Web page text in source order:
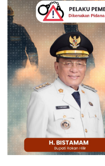
Sumbar
Kepri
Pariwisata
Sulawesi Utara (Sulut)
Pendidikan
Opini
Rubrik